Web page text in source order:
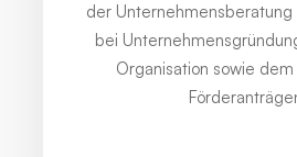
der
bei
Organisation sowie